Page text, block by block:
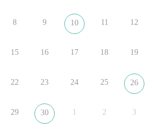
⚡ Vorsorge ist richtig. Aber Vorsorge ersetzt
Bundesnetzagentur mit einer
Maßnahmen für den Fall einer länger
8 9 10 11 12
15 16 17 18 19
22 23 24 25 26
29 30 1 2 3